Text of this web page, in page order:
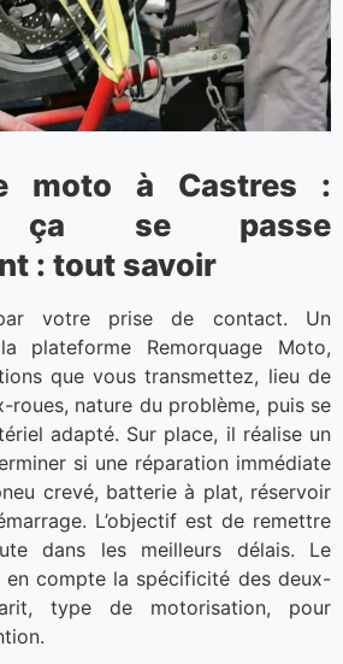
moto à Castres :
ça se passe
: tout savoir
votre prise de contact. Un
plateforme Remorquage Moto,
que vous transmettez, lieu de
roues, nature du problème, puis se
adapté. Sur place, il réalise un
si une réparation immédiate
crevé, batterie à plat, réservoir
L’objectif est de remettre
dans les meilleurs délais. Le
en compte la spécificité des deux-
type de motorisation, pour